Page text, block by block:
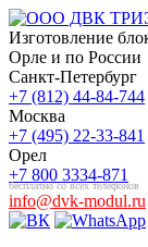
Изготовление
Орле и по России
Санкт-Петербург
+7 (812) 44-84-744
Москва
+7 (495) 22-33-841
Орел
+7 800 3334-871
бесплатно со всех телефонов
info@dvk-modul.ru